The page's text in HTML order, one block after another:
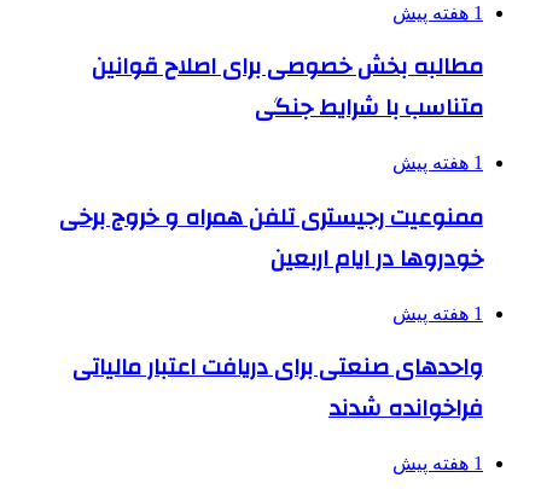
1 هفته پیش
مطالبه بخش خصوصی برای اصلاح قوانین
متناسب با شرایط جنگی
1 هفته پیش
ممنوعیت رجیستری تلفن همراه و خروج برخی
خودروها در ایام اربعین
1 هفته پیش
واحدهای صنعتی برای دریافت اعتبار مالیاتی
فراخوانده شدند
1 هفته پیش